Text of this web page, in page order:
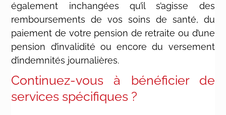
également inchangées qu’il s’agisse des
remboursements de vos soins de santé, du
paiement de votre pension de retraite ou d’une
pension d’invalidité ou encore du versement
d’indemnités journalières.
Continuez-vous à bénéficier de
services spécifiques ?